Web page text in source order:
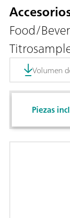
Food/
Volumen
Piezas